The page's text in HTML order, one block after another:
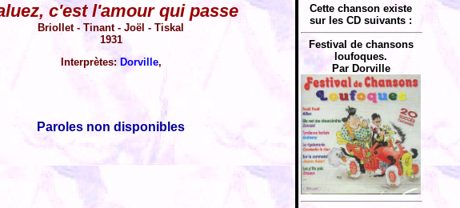
c'est l'amour qui passe
Briollet - Tinant - Joël - Tiskal
1931
Interprètes: Dorville,
Paroles non disponibles
Cette chanson existe
sur les CD suivants :
Festival de chansons
loufoques.
Par Dorville